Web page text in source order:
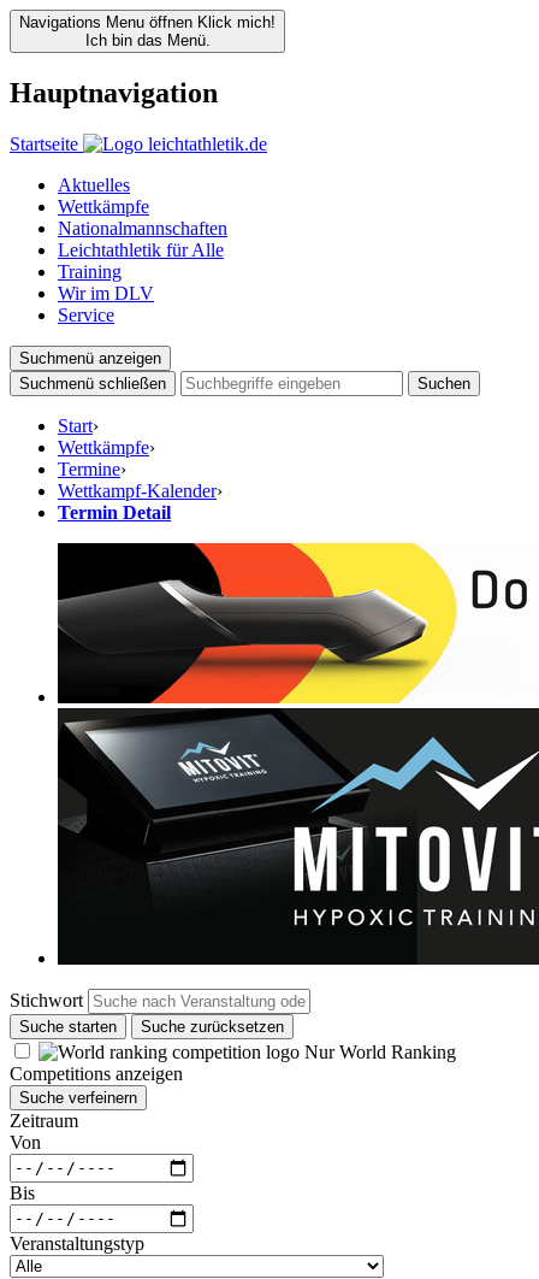
Navigations Menu öffnen Klick mich!
Ich bin das Menü.
Hauptnavigation
Startseite
Aktuelles
Wettkämpfe
Nationalmannschaften
Leichtathletik für Alle
Training
Wir im DLV
Service
Suchmenü anzeigen
Suchmenü schließen
Suchen
Start›
Wettkämpfe›
Termine›
Wettkampf-Kalender›
Termin Detail
Stichwort
Suche starten Suche zurücksetzen
Nur World Ranking
Competitions anzeigen
Suche verfeinern
Zeitraum
Von
Bis
Veranstaltungstyp